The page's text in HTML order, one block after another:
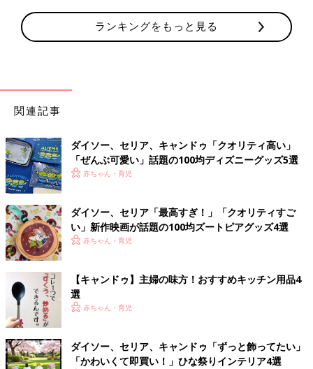
ランキングをもっと見る
関連記事
ダイソー、セリア、キャンドゥ「クオリティ高い」
「ぜんぶ可愛い」話題の100均ディズニーグッズ5選
赤ちゃん・育児
ダイソー、セリア「最高すぎ！」「クオリティすご
い」新作映画が話題の100均ズートピアグッズ4選
赤ちゃん・育児
【キャンドゥ】主婦の味方！おすすめキッチン用品4
選
赤ちゃん・育児
ダイソー、セリア、キャンドゥ「ずっと飾ってたい」
「かわいくて即買い！」ひな祭りインテリア4選